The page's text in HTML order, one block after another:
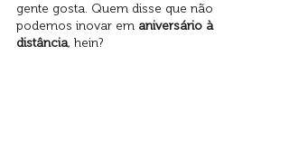
gente gosta. Quem disse que não
podemos inovar em aniversário à
distância, hein?